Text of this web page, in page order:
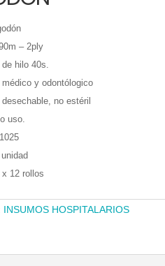
– 2ply
de hilo 40s.
médico y odontólogico
no estéril
uso.
x 12 rollos
INSUMOS HOSPITALARIOS